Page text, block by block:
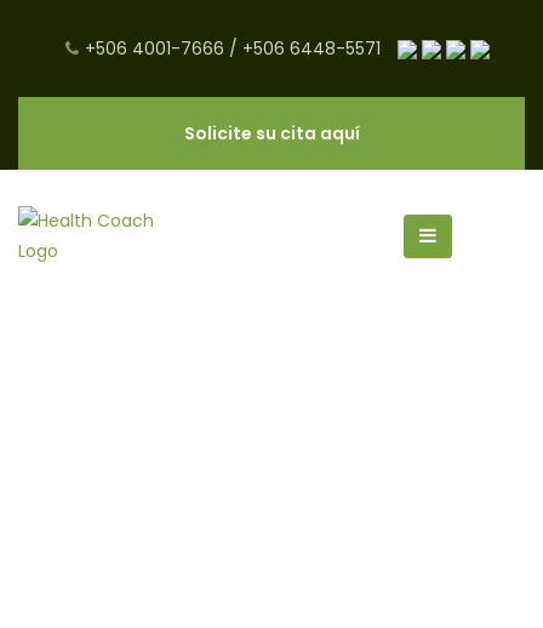
+506 4001-7666 / +506 6448-5571
Solicite su cita aquí